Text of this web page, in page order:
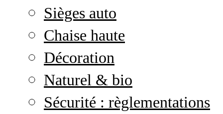
Sièges auto
Chaise haute
Décoration
Naturel & bio
Sécurité : règlementations